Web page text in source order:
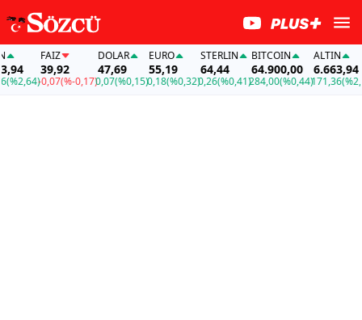
FAİZ
39,92
-0,07(%-0,17)
DOLAR
47,69
0,07(%0,15)
EURO
55,19
0,18(%0,32)
STERLIN
64,44
0,26(%0,41)
BITCOIN
64.900,00
284,00(%0,44)
ALTIN
6.663,94
171,36